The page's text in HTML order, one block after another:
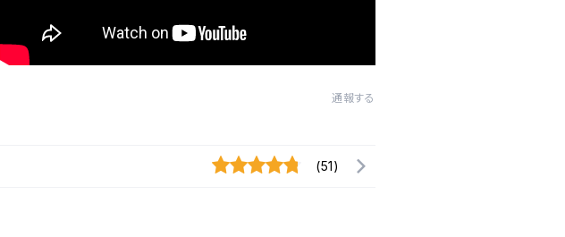
通報する
(51)